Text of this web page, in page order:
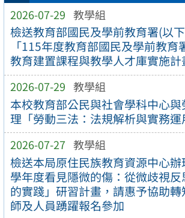
2026-07-29 教學組
檢送教育部國民及學前教育署(以
「115年度教育部國民及學前教
教育建置課程與教學人才庫實施計
2026-07-29 教學組
本校教育部公民與社會學科中心
理「勞動三法：法規解析與實務運
2026-07-27 教學組
檢送本局原住民族教育資源中心
學年度看見隱微的傷：從微歧視
的實踐」研習計畫，請惠予協助
師及人員踴躍報名參加